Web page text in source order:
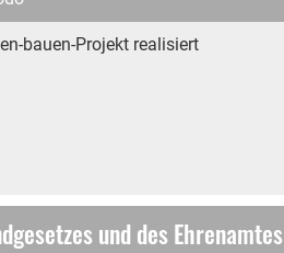
bauen-Projekt realisiert
und des Ehrenamtes